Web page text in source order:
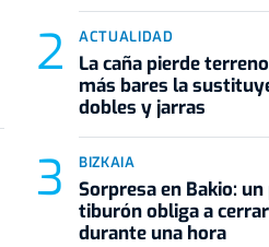
ACTUALIDAD
La caña pierde
más bares la
dobles y jarras
BIZKAIA
Sorpresa en Bakio:
tiburón obliga a
durante una hora